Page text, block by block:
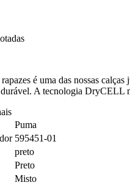
é uma das nossas
A tecnologia DryCELL
Puma
595451-01
preto
Preto
Misto